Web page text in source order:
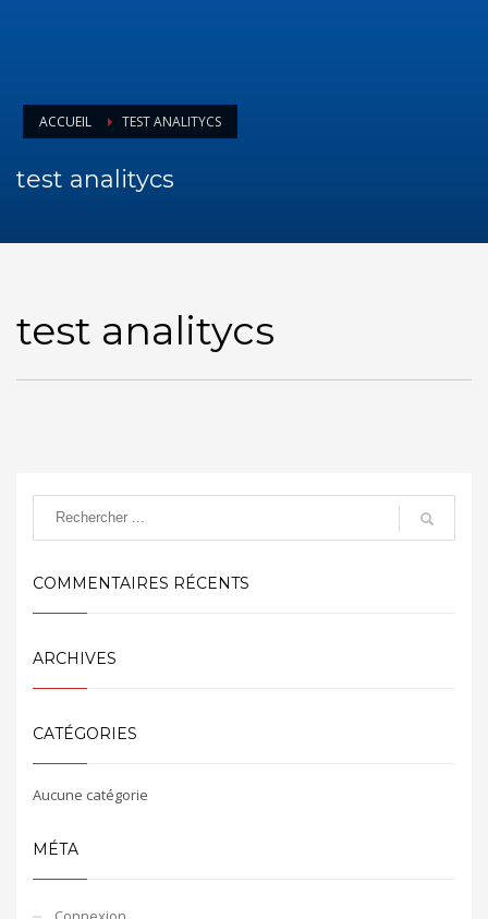
ACCUEIL TEST ANALITYCS
test analitycs
test analitycs
COMMENTAIRES RÉCENTS
ARCHIVES
CATÉGORIES
Aucune catégorie
MÉTA